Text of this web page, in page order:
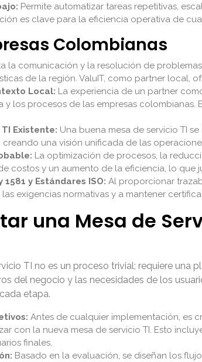
Permite automatizar tareas repetitivas,
es clave para la eficiencia operativa de
Colombianas
la comunicación y la resolución de
de la región. ValuIT, como partner local,
Local: La experiencia de un partner
los procesos de las empresas
Existente: Una buena mesa de servicio TI
creando una visión unificada de las
La optimización de procesos, la
costos y un aumento de la eficiencia, lo que
y Estándares ISO: Al proporcionar
exigencias normativas y a mantener
una Mesa de
TI no es un proceso trivial; requiere una
del negocio y las necesidades de los
etapa.
Antes de cualquier implementación, es
con la nueva mesa de servicio TI. Esto
finales.
Basado en la evaluación, se diseñan los